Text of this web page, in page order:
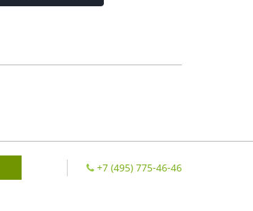
+7 (495) 775-46-46